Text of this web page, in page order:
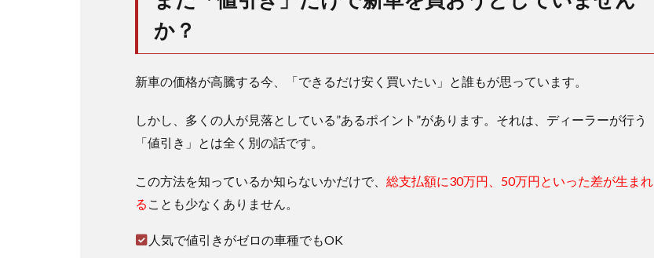
か？
新車の価格が高騰する今、「できるだけ安く買いたい」と誰もが思っています。
しかし、多くの人が見落としている”あるポイント”があります。それは、ディーラーが行う
「値引き」とは全く別の話です。
この方法を知っているか知らないかだけで、 総支払額に30万円、50万円といった差が生まれ
る ことも少なくありません。
人気で値引きがゼロの車種でもOK